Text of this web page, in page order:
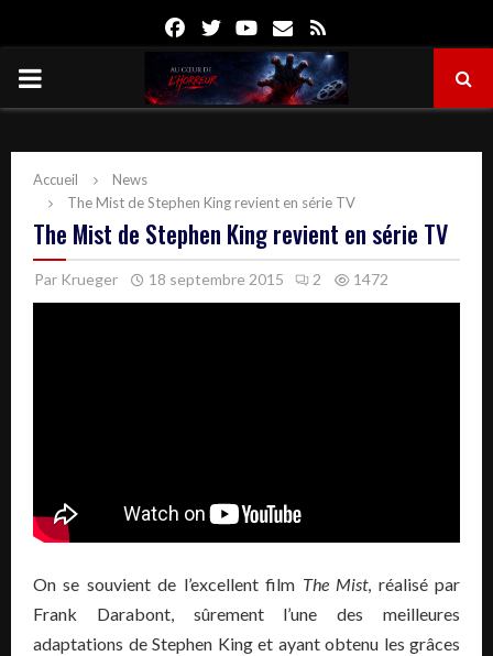
FacebookTwitterYoutube
Email
PRIMARY
Accueil
News
The Mist de Stephen King revient en série TV
The Mist de Stephen King revient en série TV
Par Krueger 18 septembre 2015 2 1472
On se souvient de l’excellent film The Mist, réalisé par
Frank Darabont, sûrement l’une des meilleures
adaptations de Stephen King et ayant obtenu les grâces